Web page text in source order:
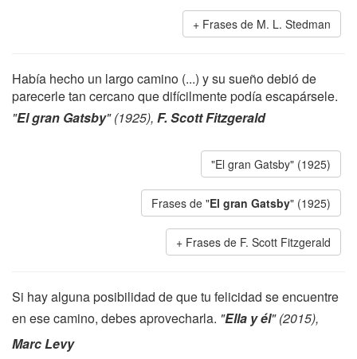
Frases de M. L. Stedman
Había hecho un largo camino (...) y su sueño debió de
parecerle tan cercano que difícilmente podía escapársele.
"El gran Gatsby" (1925), F. Scott Fitzgerald
"El gran Gatsby" (1925)
Frases de "El gran Gatsby" (1925)
Frases de F. Scott Fitzgerald
Si hay alguna posibilidad de que tu felicidad se encuentre
en ese camino, debes aprovecharla. "Ella y él" (2015),
Marc Levy